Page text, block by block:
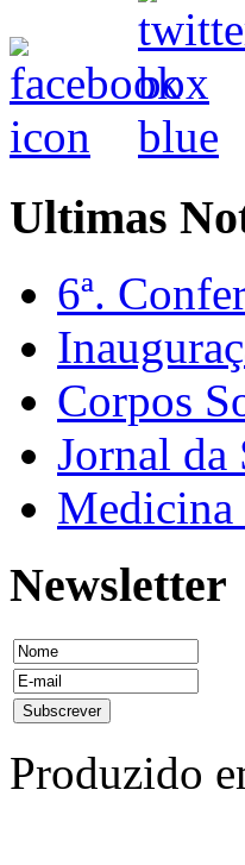
Ultimas
6ª.
Corpos
Jornal da
Medicina
Newsletter
Produzido